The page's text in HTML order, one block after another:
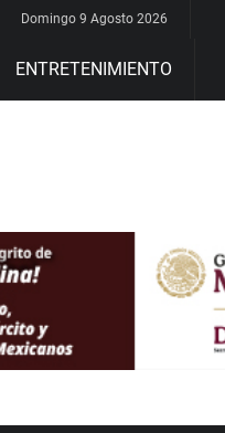
Domingo 9 Agosto 2026
ENTRETENIMIENTO